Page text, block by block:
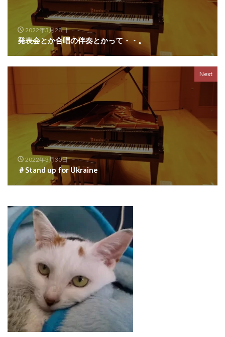
2022年3月28日
発表会とか合唱の伴奏とかって・・。
Next
2022年3月30日
＃Stand up for Ukraine